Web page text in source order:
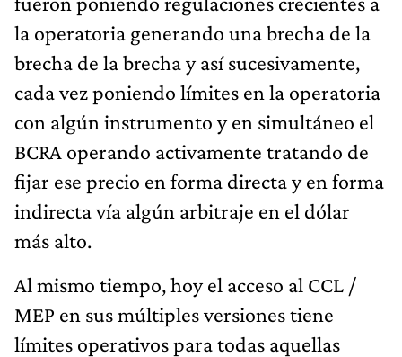
la operatoria generando una brecha de la
brecha de la brecha y así sucesivamente,
cada vez poniendo límites en la operatoria
con algún instrumento y en simultáneo el
BCRA operando activamente tratando de
fijar ese precio en forma directa y en forma
indirecta vía algún arbitraje en el dólar
más alto.
Al mismo tiempo, hoy el acceso al CCL /
MEP en sus múltiples versiones tiene
límites operativos para todas aquellas